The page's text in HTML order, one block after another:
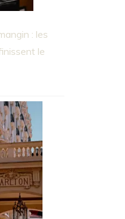
: les
le